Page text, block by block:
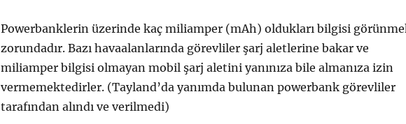
Powerbanklerin üzerinde kaç miliamper (mAh) oldukları bilgisi
zorundadır. Bazı havaalanlarında görevliler şarj aletlerine bakar ve
miliamper bilgisi olmayan mobil şarj aletini yanınıza bile almanıza izin
vermemektedirler. (Tayland’da yanımda bulunan powerbank görevliler
tarafından alındı ve verilmedi)